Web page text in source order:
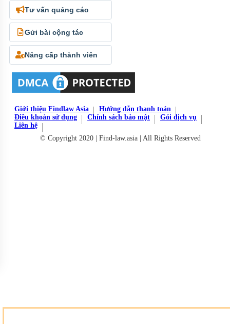
Tư vấn quảng cáo
Gửi bài cộng tác
Nâng cấp thành viên
Giới thiệu Findlaw Asia
Hướng dẫn thanh toán
Điều khoản sử dụng
Chính sách bảo mật
Gói dịch vụ
Liên hệ
© Copyright 2020 | Find-law.asia | All Rights Reserved